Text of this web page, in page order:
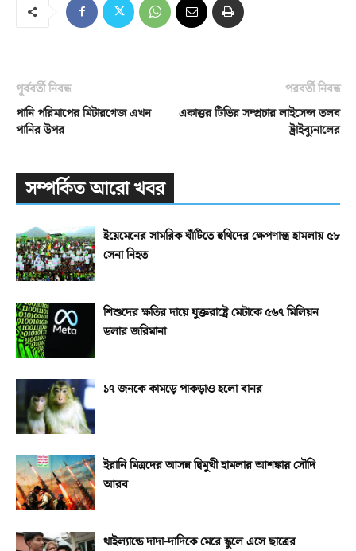
পূর্ববর্তী নিবন্ধ
পানি পরিমাপের মিটারগেজ এখন
পানির উপর
পরবর্তী নিবন্ধ
একাত্তর টিভির সম্প্রচার লাইসেন্স তলব
ট্রাইব্যুনালের
সম্পর্কিত আরো খবর
ইয়েমেনের সামরিক ঘাঁটিতে হুথিদের ক্ষেপণাস্ত্র হামলায় ৫৮
সেনা নিহত
শিশুদের ক্ষতির দায়ে যুক্তরাষ্ট্রে মেটাকে ৫৬৭ মিলিয়ন
ডলার জরিমানা
১৭ জনকে কামড়ে পাকড়াও হলো বানর
ইরানি মিত্রদের আসন্ন দ্বিমুখী হামলার আশঙ্কায় সৌদি
আরব
থাইল্যান্ডে দাদা-দাদিকে মেরে স্কুলে এসে ছাত্রের